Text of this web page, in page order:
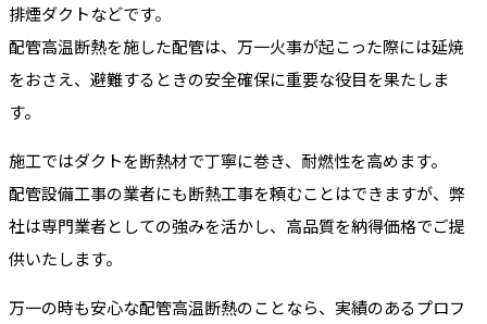
排煙ダクトなどです。
配管高温断熱を施した配管は、万一火事が起こった際には延焼
をおさえ、避難するときの安全確保に重要な役目を果たしま
す。
施工ではダクトを断熱材で丁寧に巻き、耐燃性を高めます。
配管設備工事の業者にも断熱工事を頼むことはできますが、弊
社は専門業者としての強みを活かし、高品質を納得価格でご提
供いたします。
万一の時も安心な配管高温断熱のことなら、実績のあるプロフ